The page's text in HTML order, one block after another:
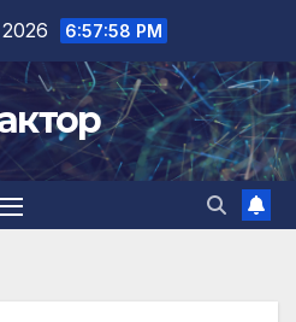
6:57:59 PM